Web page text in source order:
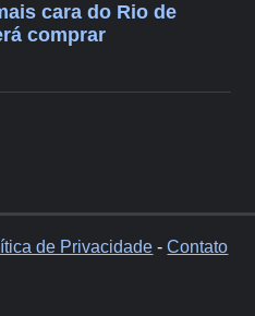
cara do Rio de
comprar
de Privacidade -Contato